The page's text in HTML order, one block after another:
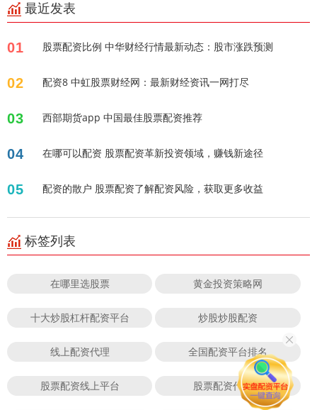
最近发表
01 股票配资比例 中华财经行情最新动态：股市涨跌预测
02 配资8 中虹股票财经网：最新财经资讯一网打尽
03 西部期货app 中国最佳股票配资推荐
04 在哪可以配资 股票配资革新投资领域，赚钱新途径
05 配资的散户 股票配资了解配资风险，获取更多收益
标签列表
在哪里选股票 黄金投资策略网
十大炒股杠杆配资平台 炒股炒股配资
线上配资代理 全国配资平台排名
股票配资线上平台 股票配资代理商